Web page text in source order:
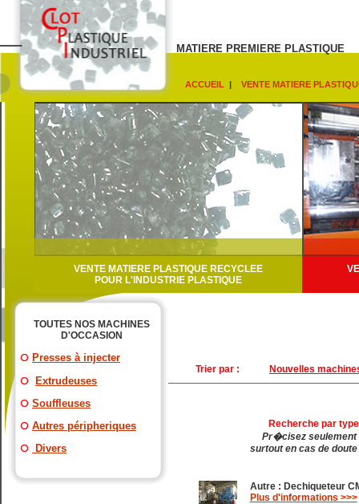
MATIERE PREMIERE PLASTIQUE
ACCUEIL | VENTE MATIERE
VENTE MATIERE PLASTIQUE RECYCLEE
POUR L'INDUSTRIE PLASTIQUE
TOUTES NOS MACHINES
D'OCCASION
Presses à injecter
Extrudeuses
Souffleuses
Autres péripheriques
Divers
Trier par : Nouvelles
Recherche par
Pr�cisez seulement
surtout en cas de
Autre : Dechiqueteur
Plus d'informations >>>